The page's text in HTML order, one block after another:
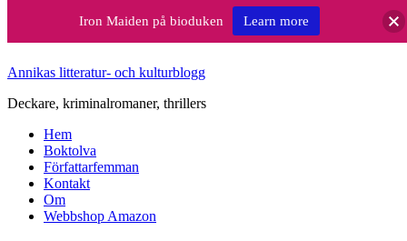
Annikas litteratur- och kulturblogg
Deckare, kriminalromaner, thrillers
Hem
Boktolva
Författarfemman
Kontakt
Om
Webbshop Amazon
Iron Maiden på bioduken Learn more